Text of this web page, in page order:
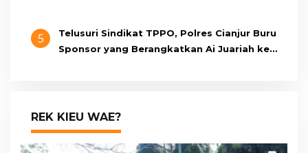
5
Telusuri Sindikat TPPO, Polres Cianjur Buru
Sponsor yang Berangkatkan Ai Juariah ke
REK KIEU WAE?